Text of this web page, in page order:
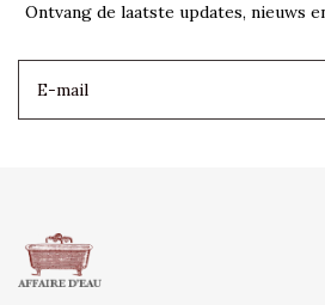
Ontvang de laatste updates, nieuws